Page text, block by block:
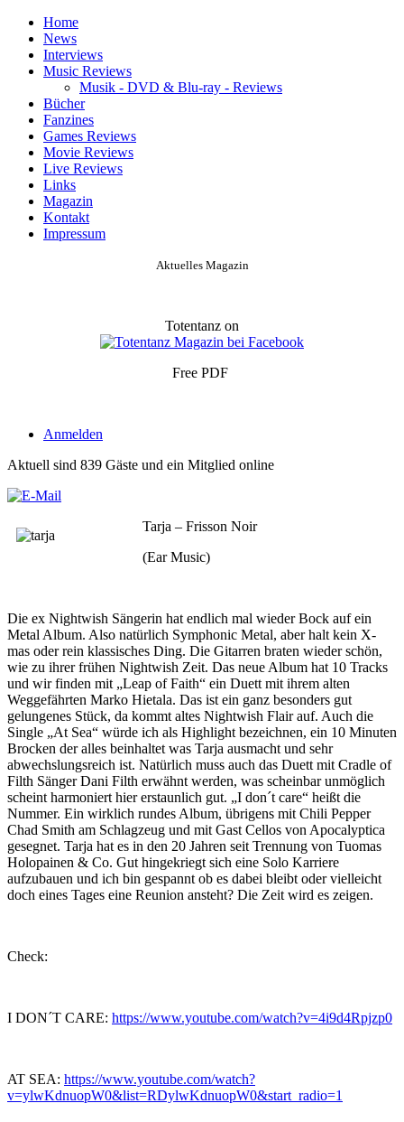
Home
News
Interviews
Music Reviews
Musik - DVD & Blu-ray - Reviews
Bücher
Fanzines
Games Reviews
Movie Reviews
Live Reviews
Links
Magazin
Kontakt
Impressum
Aktuelles Magazin
Totentanz on
Free PDF
Anmelden
Aktuell sind 839 Gäste und ein Mitglied online
Tarja – Frisson Noir
(Ear Music)
Die ex Nightwish Sängerin hat endlich mal wieder Bock auf ein
Metal Album. Also natürlich Symphonic Metal, aber halt kein X-
mas oder rein klassisches Ding. Die Gitarren braten wieder schön,
wie zu ihrer frühen Nightwish Zeit. Das neue Album hat 10 Tracks
und wir finden mit „Leap of Faith“ ein Duett mit ihrem alten
Weggefährten Marko Hietala. Das ist ein ganz besonders gut
gelungenes Stück, da kommt altes Nightwish Flair auf. Auch die
Single „At Sea“ würde ich als Highlight bezeichnen, ein 10 Minuten
Brocken der alles beinhaltet was Tarja ausmacht und sehr
abwechslungsreich ist. Natürlich muss auch das Duett mit Cradle of
Filth Sänger Dani Filth erwähnt werden, was scheinbar unmöglich
scheint harmoniert hier erstaunlich gut. „I don´t care“ heißt die
Nummer. Ein wirklich rundes Album, übrigens mit Chili Pepper
Chad Smith am Schlagzeug und mit Gast Cellos von Apocalyptica
gesegnet. Tarja hat es in den 20 Jahren seit Trennung von Tuomas
Holopainen & Co. Gut hingekriegt sich eine Solo Karriere
aufzubauen und ich bin gespannt ob es dabei bleibt oder vielleicht
doch eines Tages eine Reunion ansteht? Die Zeit wird es zeigen.
Check:
I DON´T CARE: https://www.youtube.com/watch?v=4i9d4Rpjzp0
AT SEA: https://www.youtube.com/watch?
v=ylwKdnuopW0&list=RDylwKdnuopW0&start_radio=1